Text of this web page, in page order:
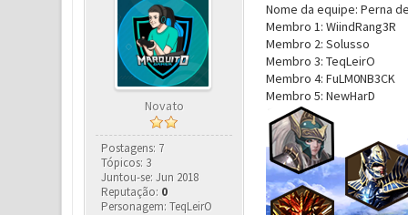
Novato
Postagens: 7
Tópicos: 3
Juntou-se: Jun 2018
Reputação: 0
Personagem: TeqLeirO
Nome da equipe: Perna
Membro 1: WiindRang3R
Membro 2: Solusso
Membro 3: TeqLeirO
Membro 4: FuLM0NB3CK
Membro 5: NewHarD